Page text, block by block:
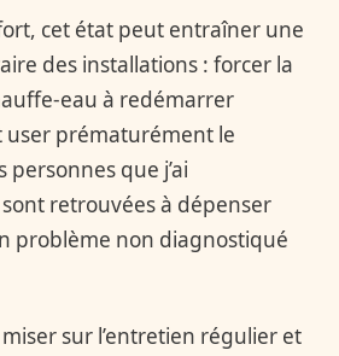
cet état peut entraîner une
des installations : forcer la
eau à redémarrer
user prématurément le
que j’ai
retrouvées à dépenser
problème non diagnostiqué
sur l’entretien régulier et